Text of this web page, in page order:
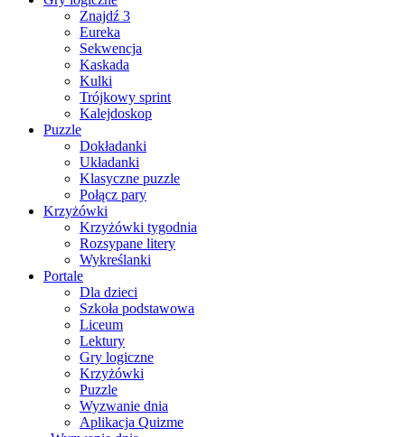
Znajdź 3
Eureka
Sekwencja
Kaskada
Kulki
Trójkowy sprint
Kalejdoskop
Puzzle
Dokładanki
Układanki
Klasyczne puzzle
Połącz pary
Krzyżówki
Krzyżówki tygodnia
Rozsypane litery
Wykreślanki
Portale
Dla dzieci
Szkoła podstawowa
Liceum
Lektury
Gry logiczne
Krzyżówki
Puzzle
Wyzwanie dnia
Aplikacja Quizme